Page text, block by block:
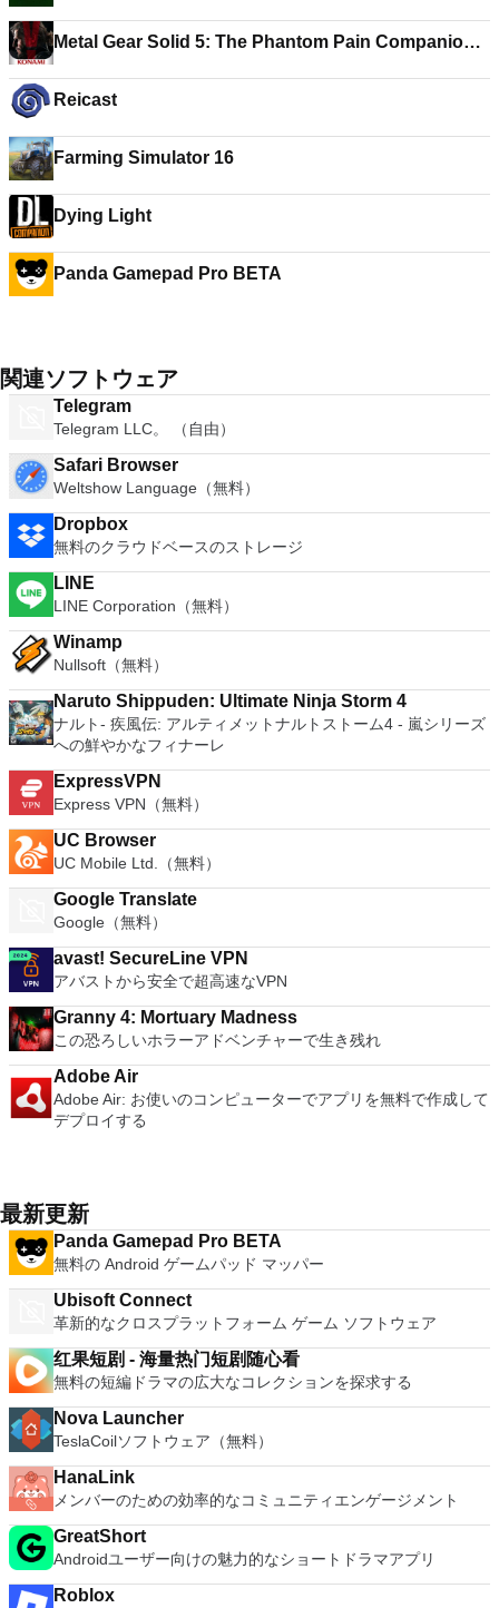
Metal Gear Solid 5: The Phantom Pain Companion
Reicast
Farming Simulator 16
Dying Light
Panda Gamepad Pro BETA
関連ソフトウェア
Telegram
Telegram LLC。 （自由）
Safari Browser
Weltshow Language（無料）
Dropbox
無料のクラウドベースのストレージ
LINE
LINE Corporation（無料）
Winamp
Nullsoft（無料）
Naruto Shippuden: Ultimate Ninja Storm 4
ナルト- 疾風伝: アルティメットナルトストーム4 - 嵐シリーズ
への鮮やかなフィナーレ
ExpressVPN
Express VPN（無料）
UC Browser
UC Mobile Ltd.（無料）
Google Translate
Google（無料）
avast! SecureLine VPN
アバストから安全で超高速なVPN
Granny 4: Mortuary Madness
この恐ろしいホラーアドベンチャーで生き残れ
Adobe Air
Adobe Air: お使いのコンピューターでアプリを無料で作成して
デプロイする
最新更新
Panda Gamepad Pro BETA
無料の Android ゲームパッド マッパー
Ubisoft Connect
革新的なクロスプラットフォーム ゲーム ソフトウェア
红果短剧 - 海量热门短剧随心看
無料の短編ドラマの広大なコレクションを探求する
Nova Launcher
TeslaCoilソフトウェア（無料）
HanaLink
メンバーのための効率的なコミュニティエンゲージメント
GreatShort
Androidユーザー向けの魅力的なショートドラマアプリ
Roblox